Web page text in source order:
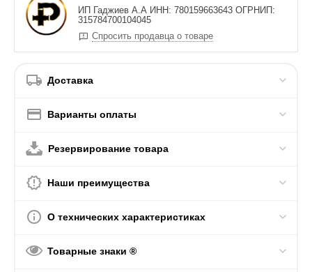
ИП Гаджиев А.А ИНН: 780159663643 ОГРНИП:
315784700104045
Спросить продавца о товаре
Доставка
Варианты оплаты
Резервирование товара
Наши преимущества
О технических характеристиках
Товарные знаки ®